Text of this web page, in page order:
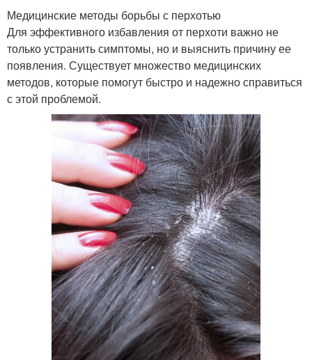
Медицинские методы борьбы с перхотью
Для эффективного избавления от перхоти важно не
только устранить симптомы, но и выяснить причину ее
появления. Существует множество медицинских
методов, которые помогут быстро и надежно справиться
с этой проблемой.